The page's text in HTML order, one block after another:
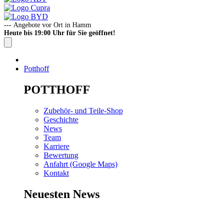
--- Angebote vor Ort in Hamm
Heute bis 19:00 Uhr für Sie geöffnet!
Potthoff
POTTHOFF
Zubehör- und Teile-Shop
Geschichte
News
Team
Karriere
Bewertung
Anfahrt (Google Maps)
Kontakt
Neuesten News